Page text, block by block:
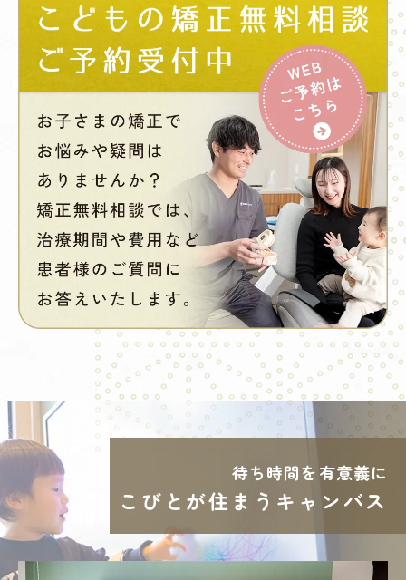
待ち時間を有意義に
こびとが住まうキャンバス